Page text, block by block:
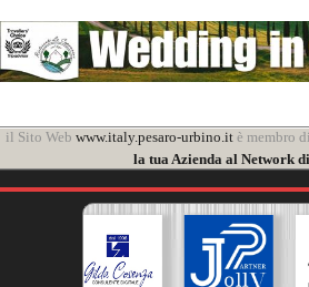
il Sito Web www.italy.pesaro-urbino.itè membro
la tua Azienda al Network